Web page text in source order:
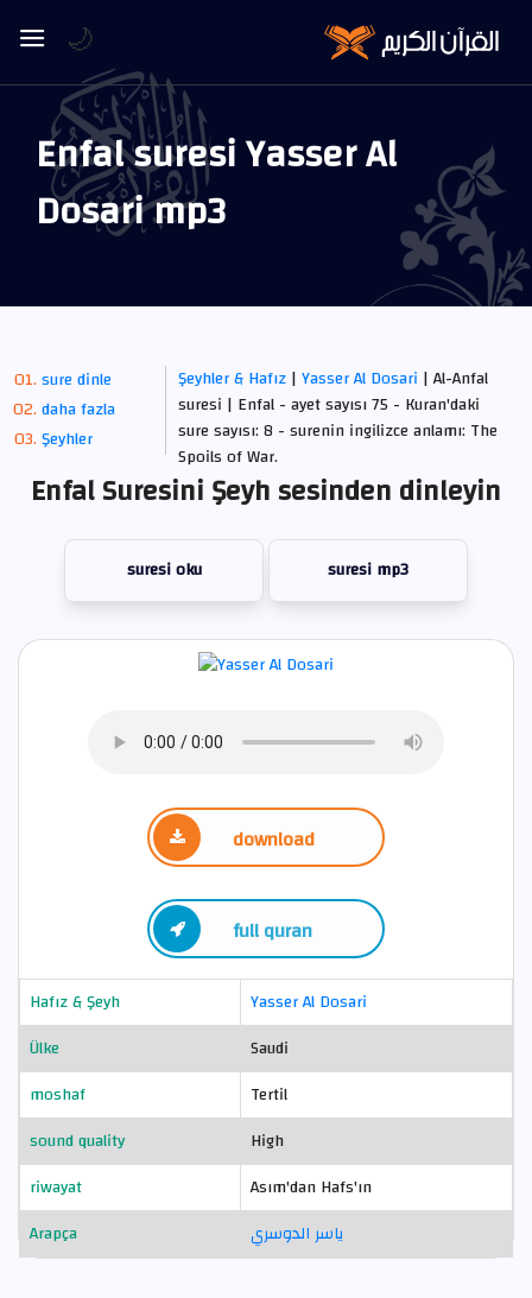
Enfal suresi Yasser Al
Dosari mp3
sure dinle
daha fazla
Şeyhler
Şeyhler & Hafız|Yasser Al Dosari | Al-Anfal
suresi | Enfal - ayet sayısı 75 - Kuran'daki
sure sayısı: 8 - surenin ingilizce anlamı: The
Spoils of War.
Enfal Suresini Şeyh sesinden dinleyin
suresi oku suresi mp3
download
full quran
Hafız & Şeyh
Yasser Al Dosari
Ülke
Saudi
moshaf
Tertil
sound quality
High
riwayat
Asım'dan Hafs'ın
Arapça
ياسر الدوسري
🌙